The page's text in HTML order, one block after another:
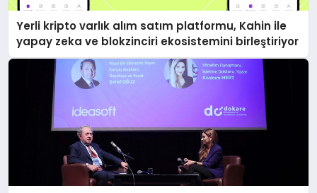
Yerli kripto varlık alım satım platformu, Kahin ile
yapay zeka ve blokzinciri ekosistemini birleştiriyor